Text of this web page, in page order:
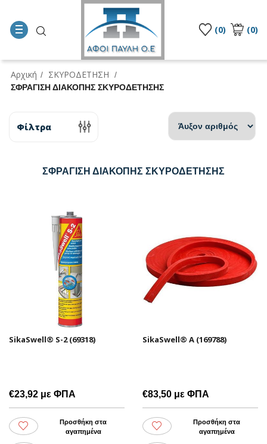
(0) (0)
Αρχική / ΣΚΥΡΟΔΕΤΗΣΗ
/
ΣΦΡΑΓΙΣΗ ΔΙΑΚΟΠΗΣ ΣΚΥΡΟΔΕΤΗΣΗΣ
Φίλτρα
ΣΦΡΑΓΙΣΗ ΔΙΑΚΟΠΗΣ ΣΚΥΡΟΔΕΤΗΣΗΣ
SikaSwell® S-2 (69318)
€23,92 με ΦΠΑ
Προσθήκη στα
αγαπημένα
SikaSwell® A (169788)
€83,50 με ΦΠΑ
Προσθήκη στα
αγαπημένα